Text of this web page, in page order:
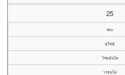
25
พระ
สุวิทย์
ไชยยันโต
วรธมฺโม